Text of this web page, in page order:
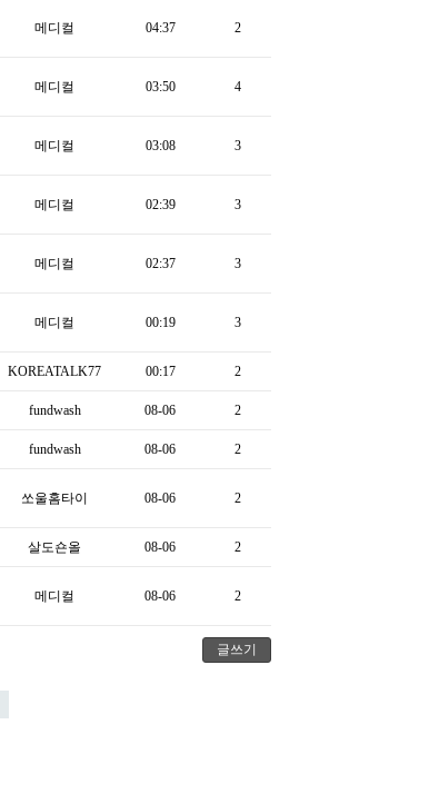
메디컬 04:37 2
메디컬 03:50 4
메디컬 03:08 3
메디컬 02:39 3
메디컬 02:37 3
메디컬 00:19 3
KOREATALK77 00:17 2
fundwash 08-06 2
fundwash 08-06 2
쏘울홈타이 08-06 2
살도숀올 08-06 2
메디컬 08-06 2
글쓰기